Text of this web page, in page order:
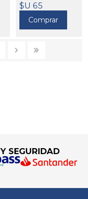
$U 65
Comprar
SEGURIDAD